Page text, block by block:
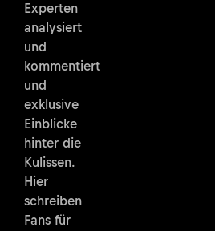
Experten
analysiert
und
kommentiert
und
exklusive
Einblicke
hinter die
Kulissen.
Hier
schreiben
Fans für